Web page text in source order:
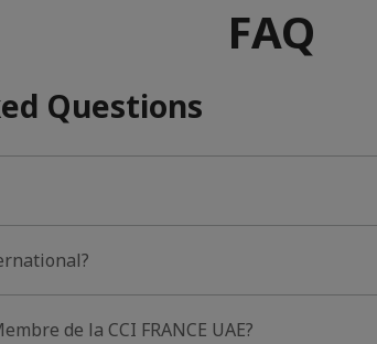
FAQ
Questions
de la CCI FRANCE UAE?